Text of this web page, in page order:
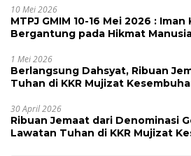
10 Mei 2026
MTPJ GMIM 10-16 Mei 2026 : Iman
Bergantung pada Hikmat
1 Mei 2026
Berlangsung Dahsyat, Ribuan
Tuhan di KKR Mujizat Kesembuhan ‘Waktunya Sudah
30 April 2026
Ribuan Jemaat dari Denominasi
Lawatan Tuhan di KKR Mujizat Kesembuhan Malam Ke